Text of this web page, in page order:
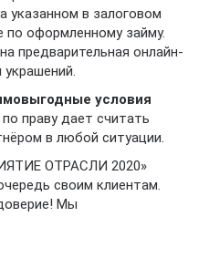
указанном в залоговом
по оформленному займу.
предварительная онлайн-
условия
праву дает считать
в любой ситуации.
ОТРАСЛИ 2020»
своим клиентам.
Мы